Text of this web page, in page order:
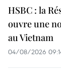
HSBC : la
ouvre une
au Vietnam
04/08/2026